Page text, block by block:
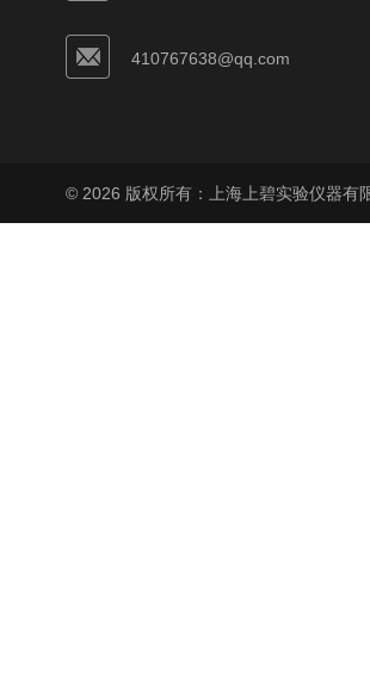
410767638@qq.com
© 2026 版权所有：上海上碧实验仪器